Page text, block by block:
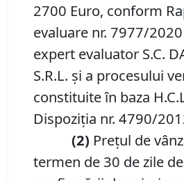
2700 Euro, conform
evaluare nr. 7977/
expert evaluator S.C.
S.R.L. și a procesului
constituite în baza
Dispoziția nr. 4790/
(2) Prețul de
termen de 30 de zile